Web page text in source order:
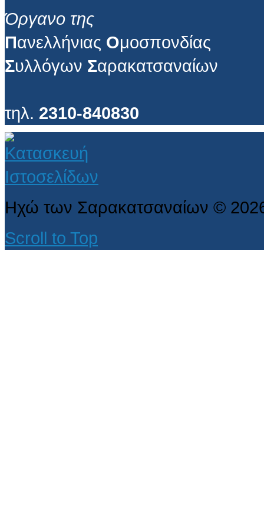
Όργανο της
Πανελλήνιας Ομοσπονδίας
Συλλόγων Σαρακατσαναίων
τηλ. 2310-840830
Ηχώ των Σαρακατσαναίων ©
Scroll to Top